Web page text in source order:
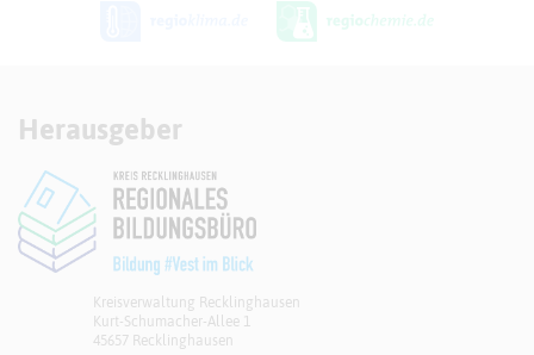
Herausgeber
Kreisverwaltung Recklinghausen
Kurt-Schumacher-Allee 1
45657 Recklinghausen